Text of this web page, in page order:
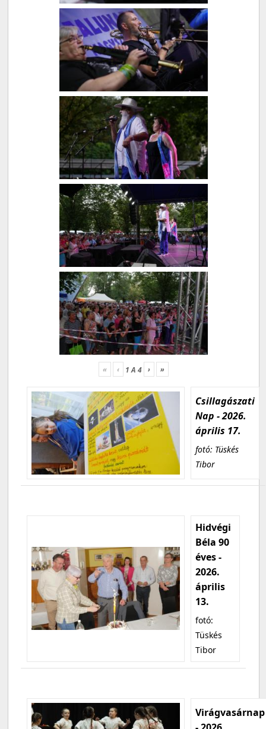
« ‹ 1A 4 › »
Csillagászati
Nap - 2026.
április 17.
fotó: Tüskés
Tibor
Hidvégi
Béla 90
éves -
2026.
április
13.
fotó:
Tüskés
Tibor
Virágvasárnap